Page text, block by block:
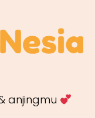
anjingmu